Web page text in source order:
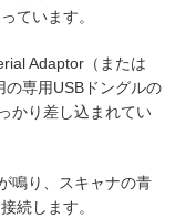
ています。
Adaptor（または
専用USBドングルの
かり差し込まれてい
鳴り、スキャナの青
続します。